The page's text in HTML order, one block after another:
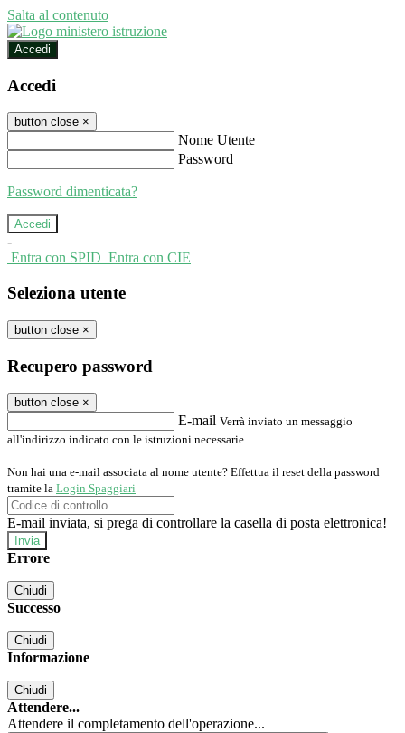
Salta al contenuto
Accedi
Accedi
button close ×
Nome Utente
Password
Password dimenticata?
-
Entra con SPID Entra con CIE
Seleziona utente
button close ×
Recupero password
button close ×
E-mail Verrà inviato un messaggio
all'indirizzo indicato con le istruzioni necessarie.
Non hai una e-mail associata al nome utente? Effettua il reset della password
tramite la Login Spaggiari
E-mail inviata, si prega di controllare la casella di posta elettronica!
Errore
Chiudi
Successo
Chiudi
Informazione
Chiudi
Attendere...
Attendere il completamento dell'operazione...